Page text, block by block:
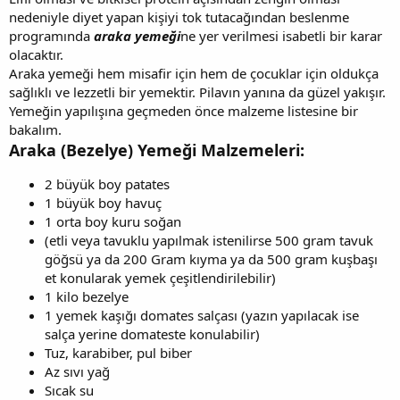
nedeniyle diyet yapan kişiyi tok tutacağından beslenme
programında araka yemeğine yer verilmesi isabetli bir karar
olacaktır.
Araka yemeği hem misafir için hem de çocuklar için oldukça
sağlıklı ve lezzetli bir yemektir. Pilavın yanına da güzel yakışır.
Yemeğin yapılışına geçmeden önce malzeme listesine bir
bakalım.
Araka (Bezelye) Yemeği Malzemeleri:
2 büyük boy patates
1 büyük boy havuç
1 orta boy kuru soğan
(etli veya tavuklu yapılmak istenilirse 500 gram tavuk
göğsü ya da 200 Gram kıyma ya da 500 gram kuşbaşı
et konularak yemek çeşitlendirilebilir)
1 kilo bezelye
1 yemek kaşığı domates salçası (yazın yapılacak ise
salça yerine domateste konulabilir)
Tuz, karabiber, pul biber
Az sıvı yağ
Sıcak su